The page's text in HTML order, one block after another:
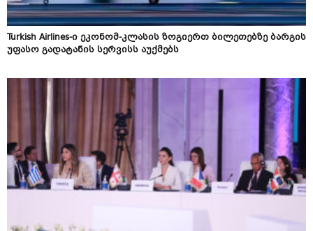
Turkish Airlines-ი ეკონომ-კლასის ზოგიერთ ბილეთებზე ბარგის
უფასო გადატანის სერვისს აუქმებს